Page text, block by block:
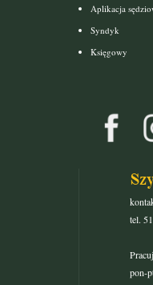
Aplikacja
Syndyk
Księgowy
tel.
pon-